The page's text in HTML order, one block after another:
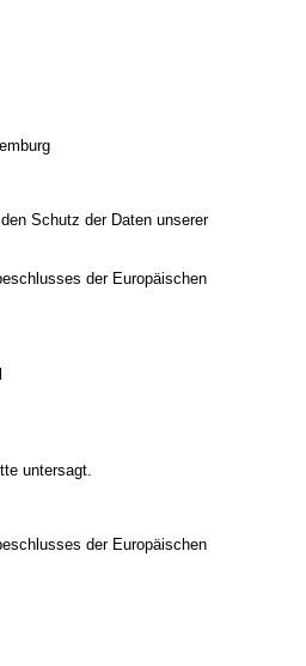
Schutz der Daten unserer
der Europäischen
untersagt.
der Europäischen